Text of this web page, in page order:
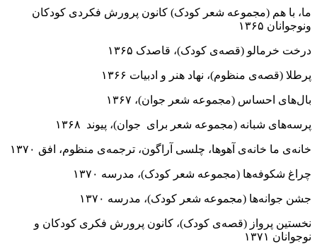
ما، با هم (مجموعه شعر کودک) کانون پرورش فکردی کودکان
ونوجوانان ۱۳۶۵
درخت خرمالو (قصه‌‌ی کودک)، قاصدک ۱۳۶۵
پرطلا (قصه‌ی منظوم)، نهاد هنر و ادبیات ۱۳۶۶
بال‌های احساس (مجموعه شعر جوان)، ۱۳۶۷
پرسه‌های شبانه (مجموعه شعر برای جوان)، پیوند ۱۳۶۸
خانه‌ی ما خانه‌ی آهوها،‌ چلسی آراگون، ترجمه‌ی منظوم، افق ۱۳۷۰
چراغ شکوفه‌ها (مجموعه شعر کودک)، مدرسه ۱۳۷۰
جشن جوانه‌ها (مجموعه شعر کودک)، مدرسه ۱۳۷۰
نخستین پرواز (قصه‌ی کودک)، کانون پرورش فکری کودکان و
نوجوانان ۱۳۷۱